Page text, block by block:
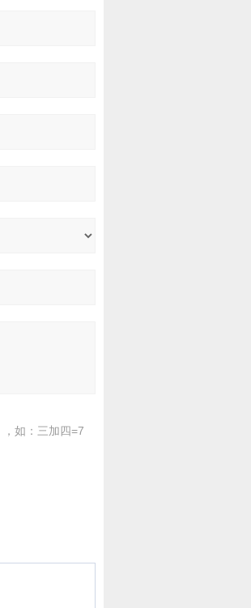
如：三加四=7